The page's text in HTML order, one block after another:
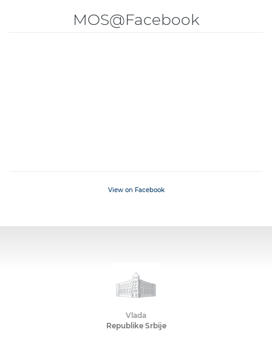
MOS@Facebook
View on Facebook
Vlada
Republike Srbije